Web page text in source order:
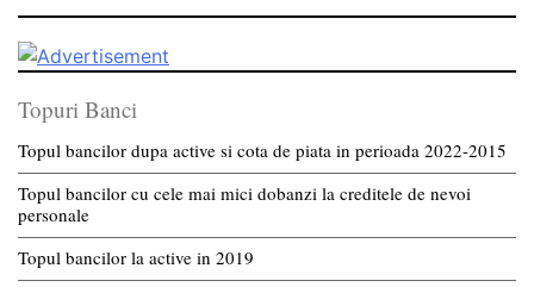
Topuri Banci
Topul bancilor dupa active si cota de piata in perioada 2022-2015
Topul bancilor cu cele mai mici dobanzi la creditele de nevoi
personale
Topul bancilor la active in 2019